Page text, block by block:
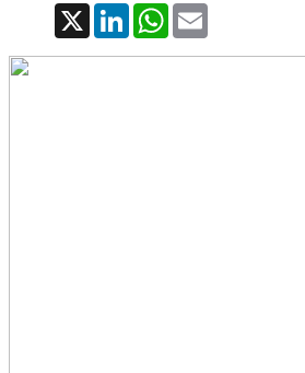
X LinkedInWhatsApp